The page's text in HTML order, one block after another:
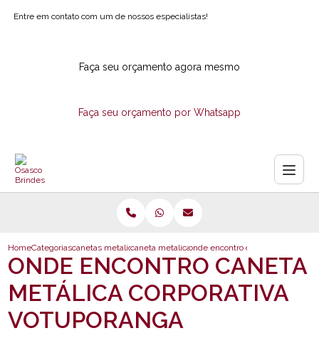
Entre em contato com um de nossos especialistas!
Faça seu orçamento agora mesmo
Faça seu orçamento por Whatsapp
HomeCategoriascanetas metalicascaneta metalica com estojoonde encontro caneta metalica
ONDE ENCONTRO CANETA
METÁLICA CORPORATIVA
VOTUPORANGA